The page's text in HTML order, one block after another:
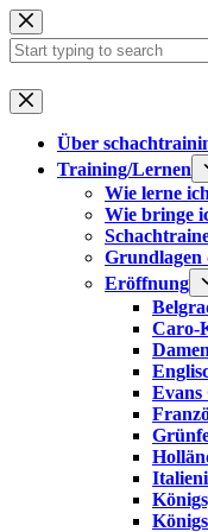
Zum
Inhalt
springen
Keine
Ergebnisse
Über
Training/Lernen
Wie lerne
Wie bringe
Grundlagen
Eröffnung
Caro-
Evans